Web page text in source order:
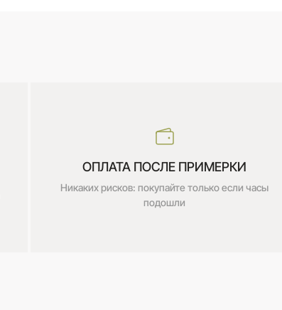
ОПЛАТА ПОСЛЕ ПРИМЕРКИ
Никаких рисков: покупайте только если часы
подошли